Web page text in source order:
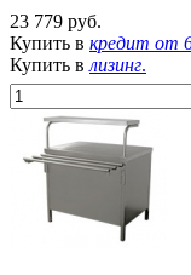
23 779 руб.
Купить в кредит от
Купить в лизинг.